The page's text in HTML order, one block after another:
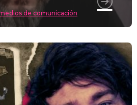
de comunicación